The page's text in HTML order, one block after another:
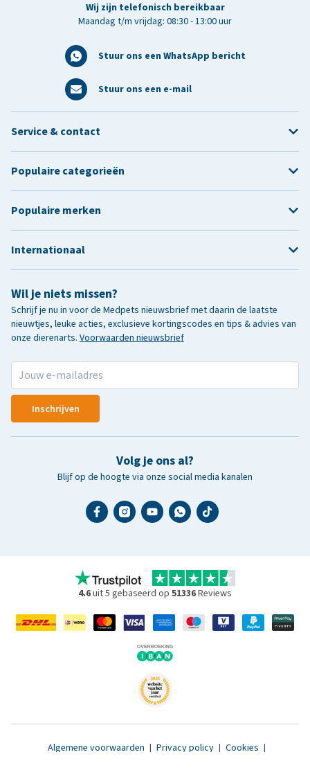
Wij zijn telefonisch bereikbaar
Maandag t/m vrijdag: 08:30 - 13:00 uur
Stuur ons een WhatsApp bericht
Stuur ons een e-mail
Wil je niets missen?
Schrijf je nu in voor de Medpets nieuwsbrief met daarin de laatste
nieuwtjes, leuke acties, exclusieve kortingscodes en tips & advies van
onze dierenarts. Voorwaarden nieuwsbrief
Inschrijven
Volg je ons al?
Blijf op de hoogte via onze social media kanalen
Service & contact
Populaire categorieën
Populaire merken
Internationaal
4.6uit 5 gebaseerd op 51336Reviews
Algemene voorwaarden | Privacy policy | Cookies |